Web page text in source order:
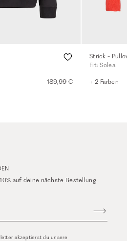
189,99 €
Strick -
Fit: Solea
+ 2 Farben
auf deine nächste Bestellung
akzeptierst du unsere